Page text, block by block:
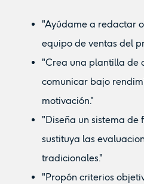
"Ayúdame a redactar
equipo de ventas del
"Crea una plantilla de
comunicar bajo
motivación."
"Diseña un sistema de
sustituya las
tradicionales."
"Propón criterios